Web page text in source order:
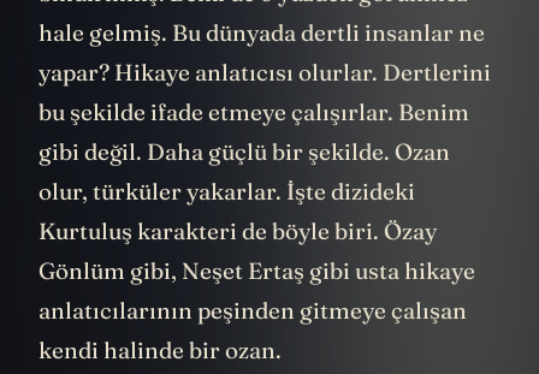
hale gelmiş. Bu dünyada dertli insanlar ne
yapar? Hikaye anlatıcısı olurlar. Dertlerini
bu şekilde ifade etmeye çalışırlar. Benim
gibi değil. Daha güçlü bir şekilde. Ozan
olur, türküler yakarlar. İşte dizideki
Kurtuluş karakteri de böyle biri. Özay
Gönlüm gibi, Neşet Ertaş gibi usta hikaye
anlatıcılarının peşinden gitmeye çalışan
kendi halinde bir ozan.